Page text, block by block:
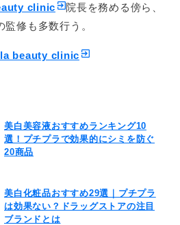
clinic
院長を務める傍ら、
修も多数行う。
beauty clinic
美白美容液おすすめランキング10
選！プチプラで効果的にシミを防ぐ
20商品
美白化粧品おすすめ29選｜プチプラ
は効果ない？ドラッグストアの注目
ブランドとは